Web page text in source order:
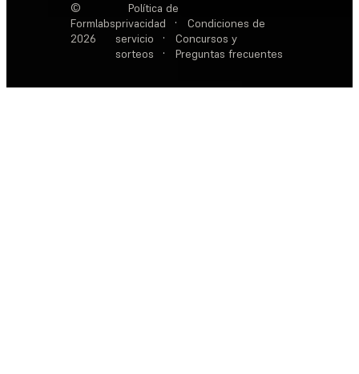
©
Formlabs
2026
Política de
privacidad
·
Condiciones de
servicio
·
Concursos y
sorteos
· Preguntas frecuentes